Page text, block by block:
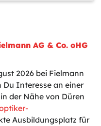
AG & Co. oHG
2026 bei Fielmann
Du Interesse an einer
der Nähe von Düren
Ausbildungsplatz für